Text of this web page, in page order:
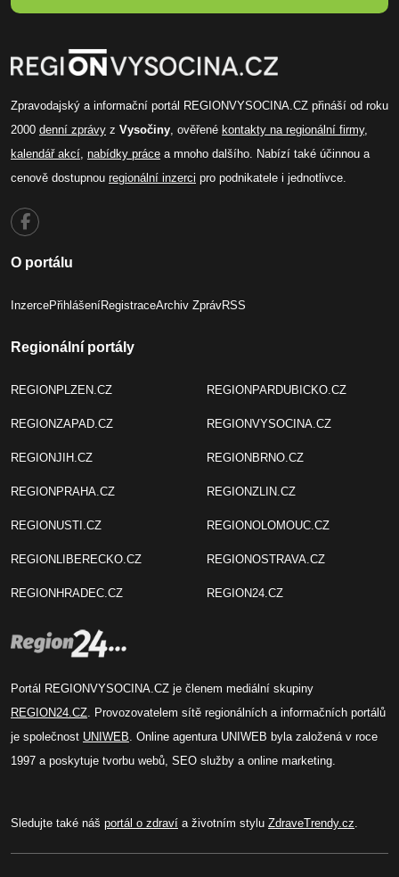
Zpravodajský a informační portál REGIONVYSOCINA.CZ přináší od roku
2000 denní zprávy z Vysočiny , ověřené kontakty na regionální firmy,
kalendář akcí nabídky práce a mnoho dalšího. Nabízí také účinnou a
cenově dostupnou regionální inzerci pro podnikatele i jednotlivce.
O portálu
InzercePřihlášeníRegistraceArchiv ZprávRSS
Regionální portály
REGIONPLZEN.CZ
REGIONZAPAD.CZ
REGIONJIH.CZ
REGIONPRAHA.CZ
REGIONUSTI.CZ
REGIONLIBERECKO.CZ
REGIONHRADEC.CZ
REGIONPARDUBICKO.CZ
REGIONVYSOCINA.CZ
REGIONBRNO.CZ
REGIONZLIN.CZ
REGIONOLOMOUC.CZ
REGIONOSTRAVA.CZ
REGION24.CZ
Portál REGIONVYSOCINA.CZ je členem mediální skupiny
REGION24.CZ . Provozovatelem sítě regionálních a informačních portálů
je společnost UNIWEB . Online agentura UNIWEB byla založená v roce
1997 a poskytuje tvorbu webů, SEO služby a online marketing.
Sledujte také náš portál o zdraví a životním stylu ZdraveTrendy.cz